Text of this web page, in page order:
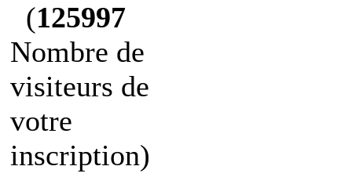
(125997
Nombre de
visiteurs de
votre
inscription)